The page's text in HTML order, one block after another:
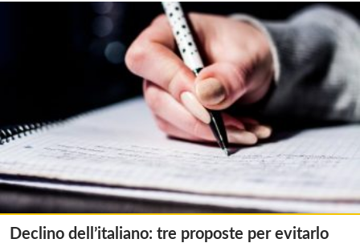
Declino dell’italiano: tre proposte per evitarlo